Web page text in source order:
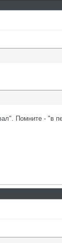
Помните - "в